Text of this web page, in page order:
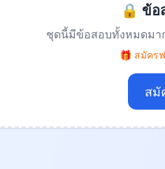
🔒 ข้อ
ชุดนี้มีข้อสอบทั้งหมดมา
🎁 สมัคร
สมั